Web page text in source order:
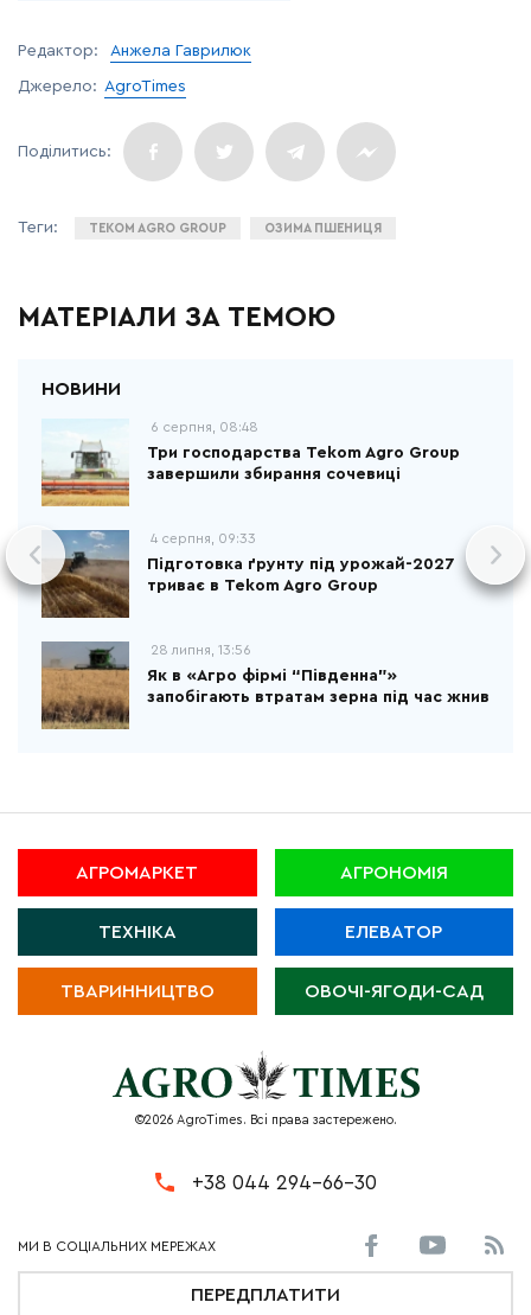
Редактор: Анжела Гаврилюк
Джерело: AgroTimes
TEKOM AGRO GROUP ОЗИМА ПШЕНИЦЯ
МАТЕРІАЛИ ЗА ТЕМОЮ
6 серпня, 08:48
Три господарства Tekom Agro Group
завершили збирання сочевиці
4 серпня, 09:33
Підготовка ґрунту під урожай-2027
триває в Tekom Agro Group
28 липня, 13:56
Як в «Агро фірмі “Південна”»
запобігають втратам зерна під час жнив
АГРОМАРКЕТ АГРОНОМІЯ
ТЕХНІКА ЕЛЕВАТОР
ТВАРИННИЦТВО ОВОЧІ-ЯГОДИ-САД
©2026 AgroTimes. Всі права застережено.
+38 044 294-66-30
ПЕРЕДПЛАТИТИ